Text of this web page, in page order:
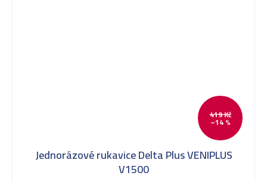
419 Kč
–14 %
Jednorázové rukavice Delta Plus VENIPLUS
V1500